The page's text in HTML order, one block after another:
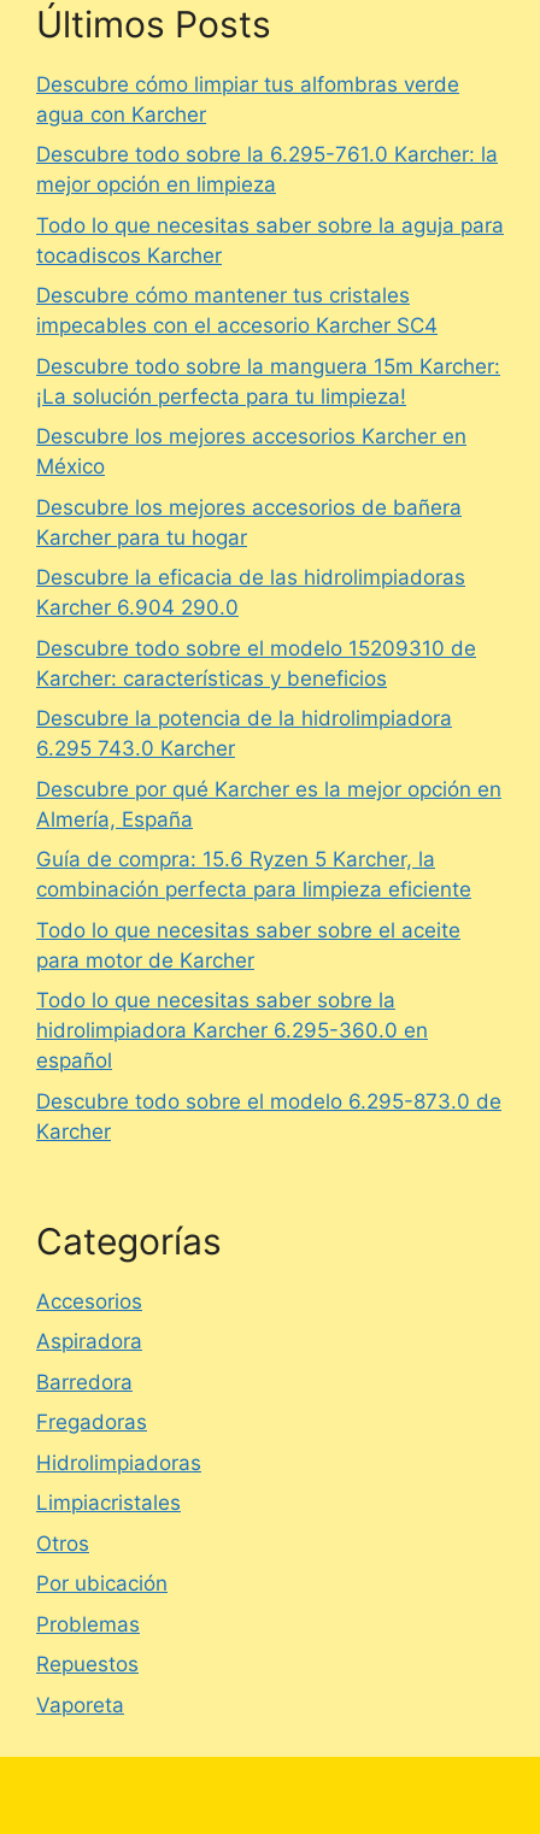
Últimos Posts
Descubre cómo limpiar tus alfombras verde
agua con Karcher
Descubre todo sobre la 6.295-761.0 Karcher: la
mejor opción en limpieza
Todo lo que necesitas saber sobre la aguja para
tocadiscos Karcher
Descubre cómo mantener tus cristales
impecables con el accesorio Karcher SC4
Descubre todo sobre la manguera 15m Karcher:
¡La solución perfecta para tu limpieza!
Descubre los mejores accesorios Karcher en
México
Descubre los mejores accesorios de bañera
Karcher para tu hogar
Descubre la eficacia de las hidrolimpiadoras
Karcher 6.904 290.0
Descubre todo sobre el modelo 15209310 de
Karcher: características y beneficios
Descubre la potencia de la hidrolimpiadora
6.295 743.0 Karcher
Descubre por qué Karcher es la mejor opción en
Almería, España
Guía de compra: 15.6 Ryzen 5 Karcher, la
combinación perfecta para limpieza eficiente
Todo lo que necesitas saber sobre el aceite
para motor de Karcher
Todo lo que necesitas saber sobre la
hidrolimpiadora Karcher 6.295-360.0 en
español
Descubre todo sobre el modelo 6.295-873.0 de
Karcher
Categorías
Accesorios
Aspiradora
Barredora
Fregadoras
Hidrolimpiadoras
Limpiacristales
Otros
Por ubicación
Problemas
Repuestos
Vaporeta